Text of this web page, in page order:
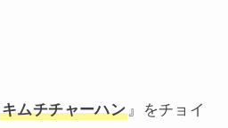
キムチチャーハン 』をチョイ